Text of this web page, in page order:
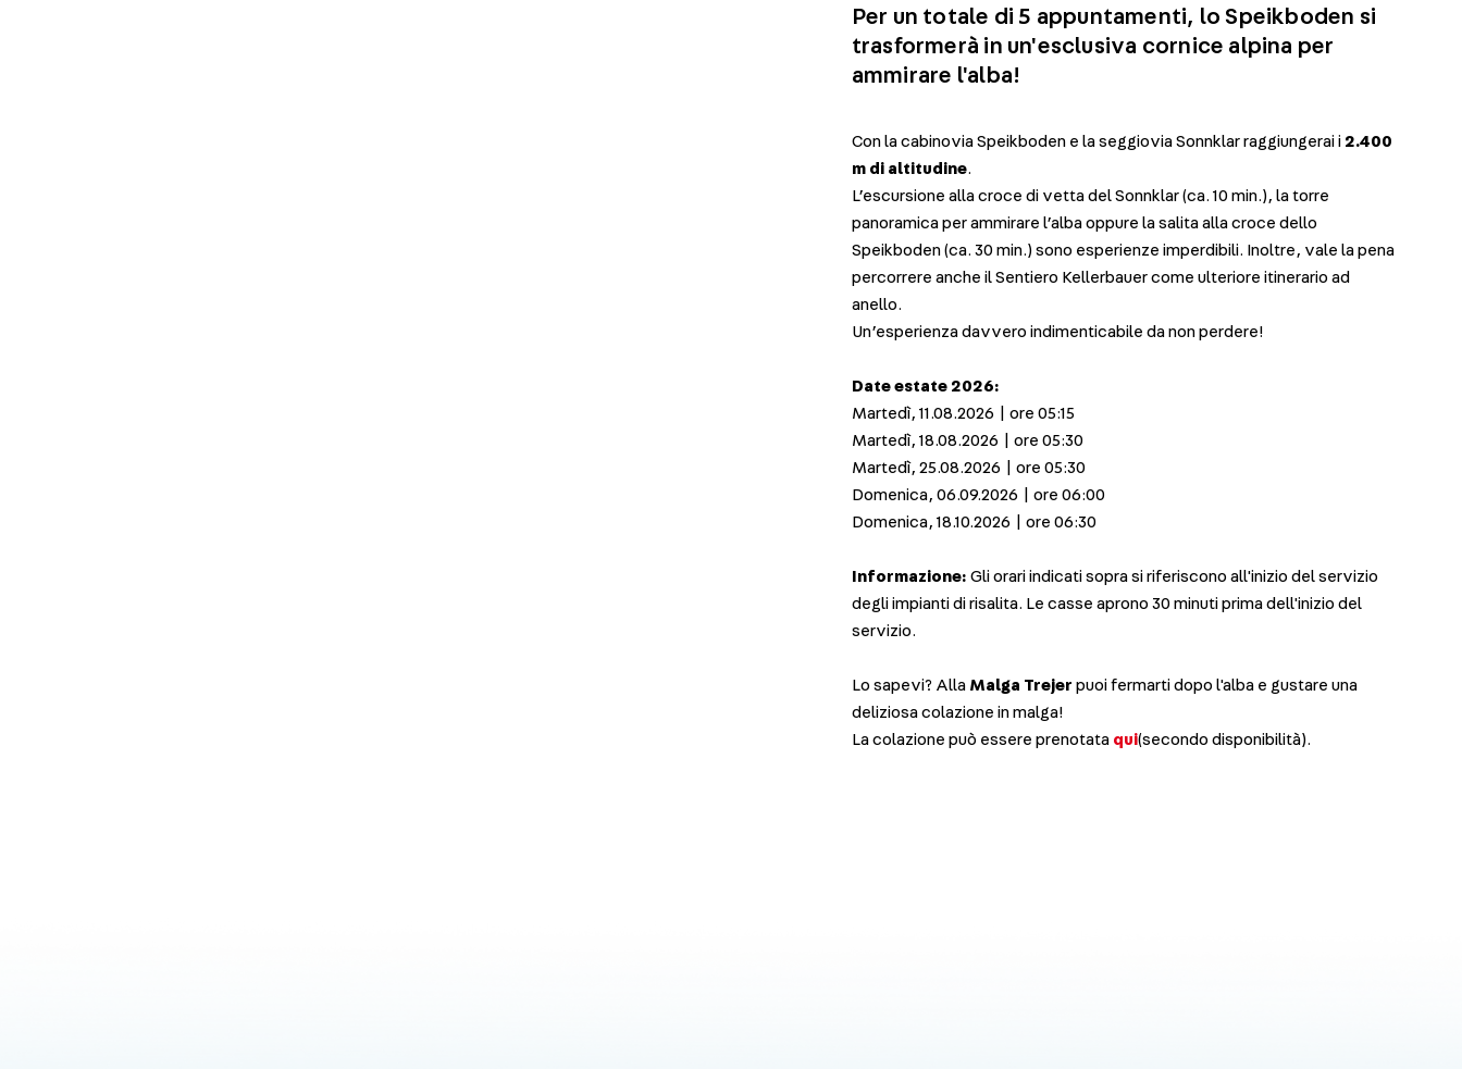
Per un totale di 5 appuntamenti, lo Speikboden si
trasformerà in un'esclusiva cornice alpina per
ammirare l'alba!
Con la cabinovia Speikboden e la seggiovia Sonnklar raggiungerai i 2.400
m di altitudine.
L’escursione alla croce di vetta del Sonnklar (ca. 10 min.), la torre
panoramica per ammirare l’alba oppure la salita alla croce dello
Speikboden (ca. 30 min.) sono esperienze imperdibili. Inoltre, vale la pena
percorrere anche il Sentiero Kellerbauer come ulteriore itinerario ad
anello.
Un’esperienza davvero indimenticabile da non perdere!
Date estate 2026:
Martedì, 11.08.2026 | ore 05:15
Martedì, 18.08.2026 | ore 05:30
Martedì, 25.08.2026 | ore 05:30
Domenica, 06.09.2026 | ore 06:00
Domenica, 18.10.2026 | ore 06:30
Informazione: Gli orari indicati sopra si riferiscono all'inizio del servizio
degli impianti di risalita. Le casse aprono 30 minuti prima dell'inizio del
servizio.
Lo sapevi? Alla Malga Trejer puoi fermarti dopo l'alba e gustare una
deliziosa colazione in malga!
La colazione può essere prenotata qui(secondo disponibilità).